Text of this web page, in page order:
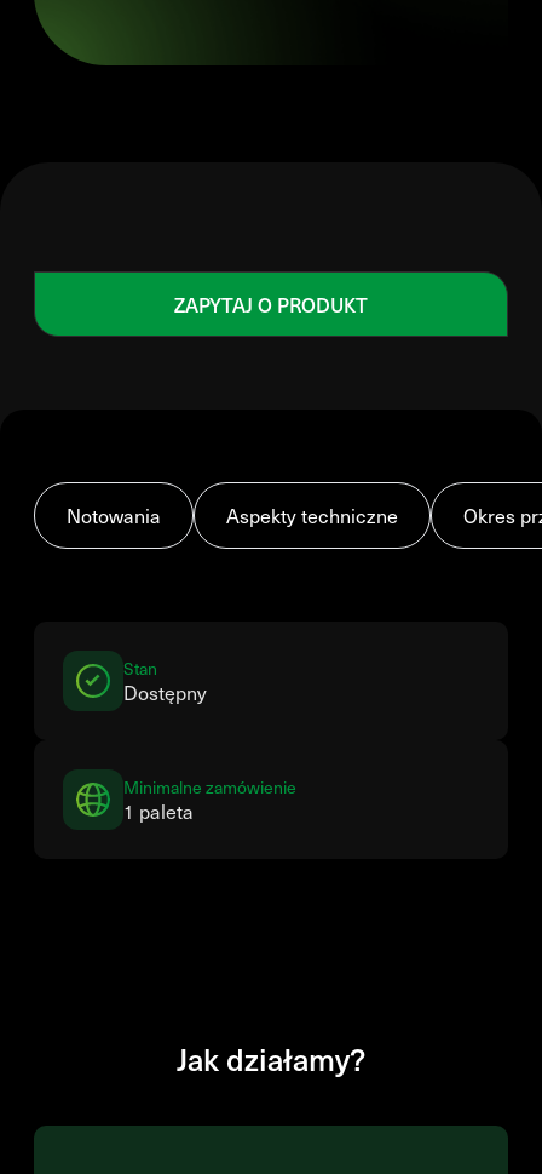
ZAPYTAJ O PRODUKT
Notowania Aspekty techniczne Okres
Stan
Dostępny
Minimalne zamówienie
1 paleta
Jak działamy?